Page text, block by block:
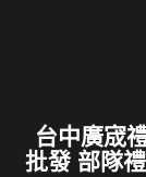
台中廣宬
批發 部隊